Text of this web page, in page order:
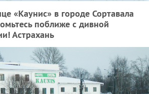
«Каунис» в городе Сортавала
поближе с дивной
Астрахань